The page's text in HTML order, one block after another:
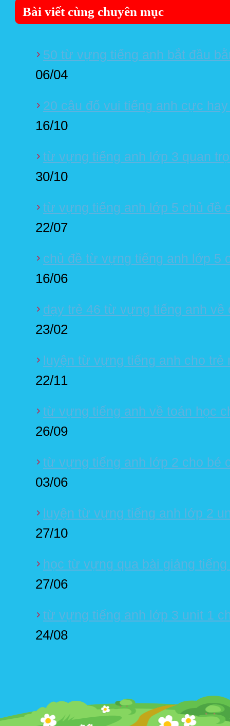
Bài viết cùng chuyên mục
50 từ vựng tiếng anh bắt đầu
06/04
20 câu đố vui tiếng anh cực
16/10
từ vựng tiếng anh lớp 3 quan
30/10
từ vựng tiếng anh lớp 5 chủ đề
22/07
chủ đề từ vựng tiếng anh lớp 5
16/06
dạy trẻ 46 từ vựng tiếng anh về
23/02
luyện từ vựng tiếng anh cho
22/11
từ vựng tiếng anh về toán học
26/09
từ vựng tiếng anh lớp 2 cho bé
03/06
luyện từ vựng tiếng anh lớp 2
27/10
học từ vựng qua bài giảng
27/06
từ vựng tiếng anh lớp 3 unit 1
24/08